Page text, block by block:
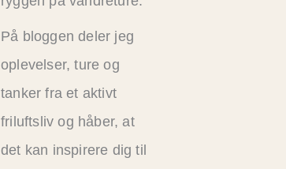
På bloggen deler jeg
oplevelser, ture og
tanker fra et aktivt
friluftsliv og håber, at
det kan inspirere dig til